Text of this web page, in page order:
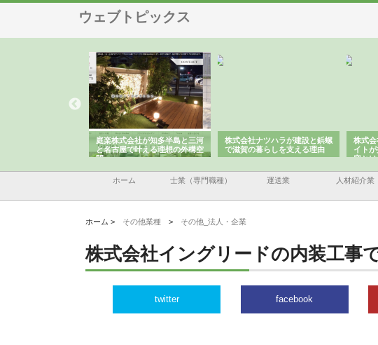
ウェブトピックス
庭楽株式会社が知多半島と三河
と名古屋で叶える理想の外構空
間
株式会社ナツハラが建設と鋲螺
で滋賀の暮らしを支える理由
株式
イト
容とは
ホーム 士業（専門職種） 運送業 人材紹介業
ホーム > その他業種 > その他_法人・企業
株式会社イングリードの内装工事
twitter facebook